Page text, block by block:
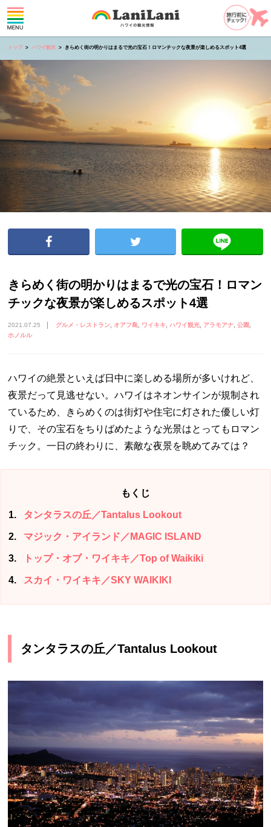
トップ ハワイ観光 きらめく街の明かりはまるで光の宝石！ロマンチックな夜景が楽しめるスポット4選
きらめく街の明かりはまるで光の宝石！ロマン
チックな夜景が楽しめるスポット4選
2021.07.25 グルメ・レストラン オアフ島 ワイキキ ハワイ観光 アラモアナ 公園
ホノルル
ハワイの絶景といえば日中に楽しめる場所が多いけれど、
夜景だって見逃せない。ハワイはネオンサインが規制され
ているため、きらめくのは街灯や住宅に灯された優しい灯
りで、その宝石をちりばめたような光景はとってもロマン
チック。一日の終わりに、素敵な夜景を眺めてみては？
もくじ
1 タンタラスの丘／Tantalus Lookout
2 マジック・アイランド／MAGIC ISLAND
3 トップ・オブ・ワイキキ／Top of Waikiki
4 スカイ・ワイキキ／SKY WAIKIKI
タンタラスの丘／Tantalus Lookout